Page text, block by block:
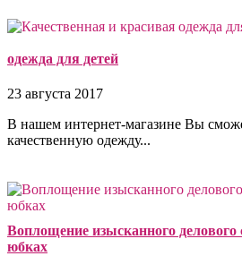
одежда для детей
23 августа 2017
В нашем интернет-магазине Вы
качественную одежду...
Воплощение изысканного
юбках